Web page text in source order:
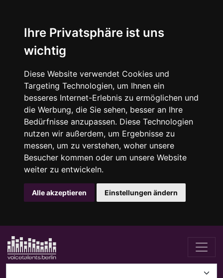
Ihre Privatsphäre ist uns
wichtig
Diese Website verwendet Cookies und
Targeting Technologien, um Ihnen ein
besseres Internet-Erlebnis zu ermöglichen und
die Werbung, die Sie sehen, besser an Ihre
Bedürfnisse anzupassen. Diese Technologien
nutzen wir außerdem, um Ergebnisse zu
messen, um zu verstehen, woher unsere
Besucher kommen oder um unsere Website
weiter zu entwickeln.
Alle akzeptieren Einstellungen ändern